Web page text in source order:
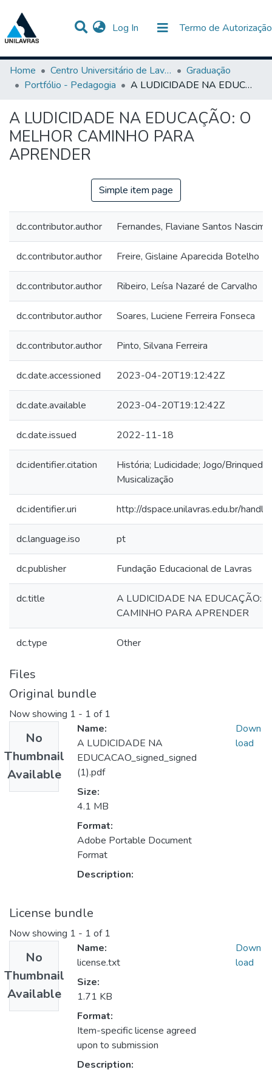
Log In (current) Termo de Autorização
Communities & Collections
Statistics
All of DSpace
Home
Centro Universitário de Lavras-UNILAVRAS
Graduação
Portfólio - Pedagogia
A LUDICIDADE NA EDUCAÇÃO: O MELHOR CAMINHO PARA APRENDER
A LUDICIDADE NA EDUCAÇÃO: O
MELHOR CAMINHO PARA
APRENDER
Simple item page
dc.contributor.author Fernandes, Flaviane Santos
dc.contributor.author Freire, Gislaine Aparecida Botelho
dc.contributor.author Ribeiro, Leísa Nazaré de Carvalho
dc.contributor.author Soares, Luciene Ferreira Fonseca
dc.contributor.author Pinto, Silvana Ferreira
dc.date.accessioned 2023-04-20T19:12:42Z
dc.date.available 2023-04-20T19:12:42Z
dc.date.issued 2022-11-18
dc.identifier.citation
História; Ludicidade; Jogo/Brinquedo;
Musicalização
dc.identifier.uri http://dspace.unilavras.edu.br/
dc.language.iso pt
dc.publisher Fundação Educacional de Lavras
dc.title
A LUDICIDADE NA EDUCAÇÃO:
CAMINHO PARA APRENDER
dc.type Other
Files
Original bundle
Now showing 1 - 1 of 1
No
Thumbnail
Available
Name:
A LUDICIDADE NA
EDUCACAO_signed_signed
(1).pdf
Size:
4.1 MB
Format:
Adobe Portable Document
Format
Description:
Down
load
License bundle
Now showing 1 - 1 of 1
No
Thumbnail
Available
Name:
license.txt
Size:
1.71 KB
Format:
Item-specific license agreed
upon to submission
Description:
Down
load